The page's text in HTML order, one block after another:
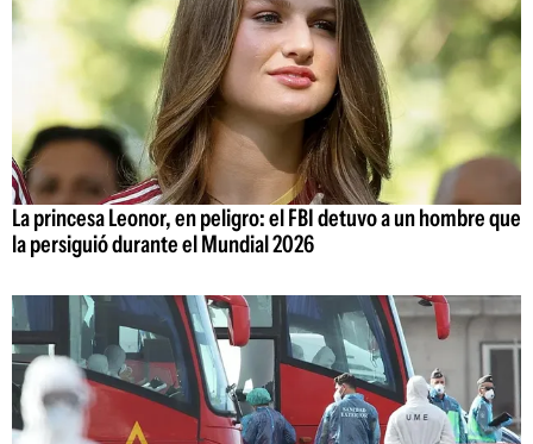
La princesa Leonor, en peligro: el FBI detuvo a un hombre que
la persiguió durante el Mundial 2026